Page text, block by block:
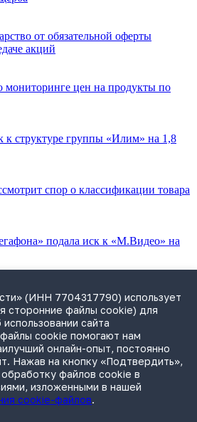
от обязательной оферты
акций
мониторинге цен на продукты по
к структуре группы «Илим» на 1,8
спор о классификации товара
подала иск к «М.Видео» на
на систему управления
«Яндекса»
иски российской «дочки»
(ИНН 7704317790) использует
сторонние файлы cookie) для
сайта
cookie помогают нам
онлайн-опыт, постоянно
Нажав на кнопку «Подтвердить»,
файлов cookie в
изложенными в нашей
cookie-файлов.